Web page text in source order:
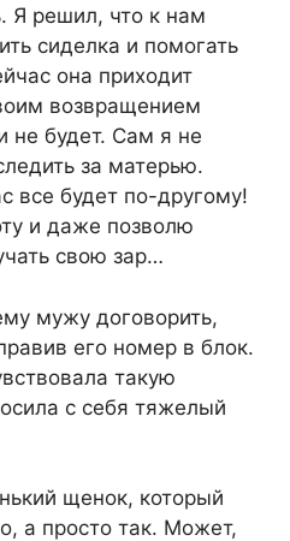
Я решил, что к нам
сиделка и помогать
она приходит
возвращением
не будет. Сам я не
за матерью.
все будет по-другому!
и даже позволю
свою зар…
мужу договорить,
его номер в блок.
такую
с себя тяжелый
щенок, который
а просто так. Может,